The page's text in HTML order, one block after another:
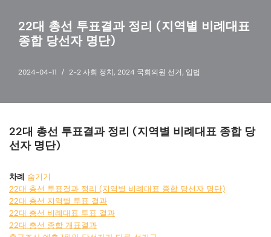
22대 총선 투표결과 정리 (지역별 비례대표
종합 당선자 명단)
2024-04-11 2-2 사회 정치 , 2024 국회의원 선거 , 입법
22대 총선 투표결과 정리 (지역별 비례대표 종합 당
선자 명단)
차례
숨기기
22대 총선 투표결과 정리 (지역별 비례대표 종합 당선자 명단)
22대 총선 지역별 투표 결과
22대 총선 비례대표 투표 결과
22대 총선 종합 개표결과